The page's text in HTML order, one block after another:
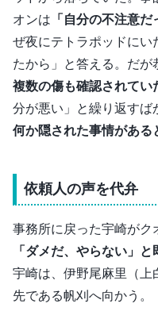
オンは 「自分の不注意
ぜ夜にテトラポッドにい
たから」と答える。だが
複数の傷も確認されてい
分が悪い」と繰り返すば
何か隠された事情がある
依頼人の声を代弁
事務所に戻った宇崎がク
「ダメだ、やらない」と
宇崎は、伊野尾麻里（上
先である帆刈へ向かう。